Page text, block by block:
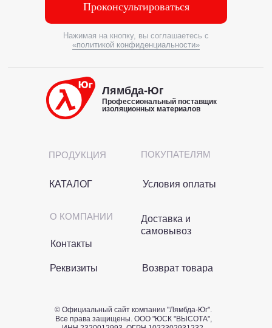
Проконсультироваться
Нажимая на кнопку, вы соглашаетесь с
«политикой конфиденциальности»
Реквизиты
Условия оплаты
ПРОДУКЦИЯ ПОКУПАТЕЛЯМ
О КОМПАНИИ
Лямбда-Юг
Профессиональный поставщик
изоляционных материалов
© Официальный сайт компании "Лямбда-Юг".
Все права защищены. OOO "ЮСК "ВЫСОТА",
Доставка и
самовывоз
Возврат товара
Контакты
КАТАЛОГ